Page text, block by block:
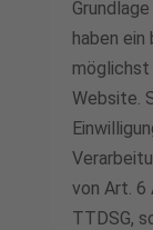
haben
möglichst
Website.
von Art. 6
TTDSG,